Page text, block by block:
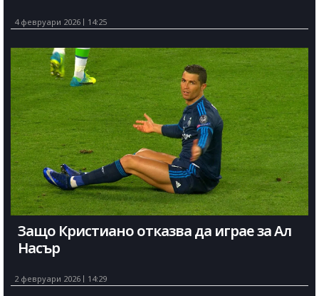
4 февруари 2026 14:25
Защо Кристиано отказва да играе за Ал
Насър
2 февруари 2026 14:29